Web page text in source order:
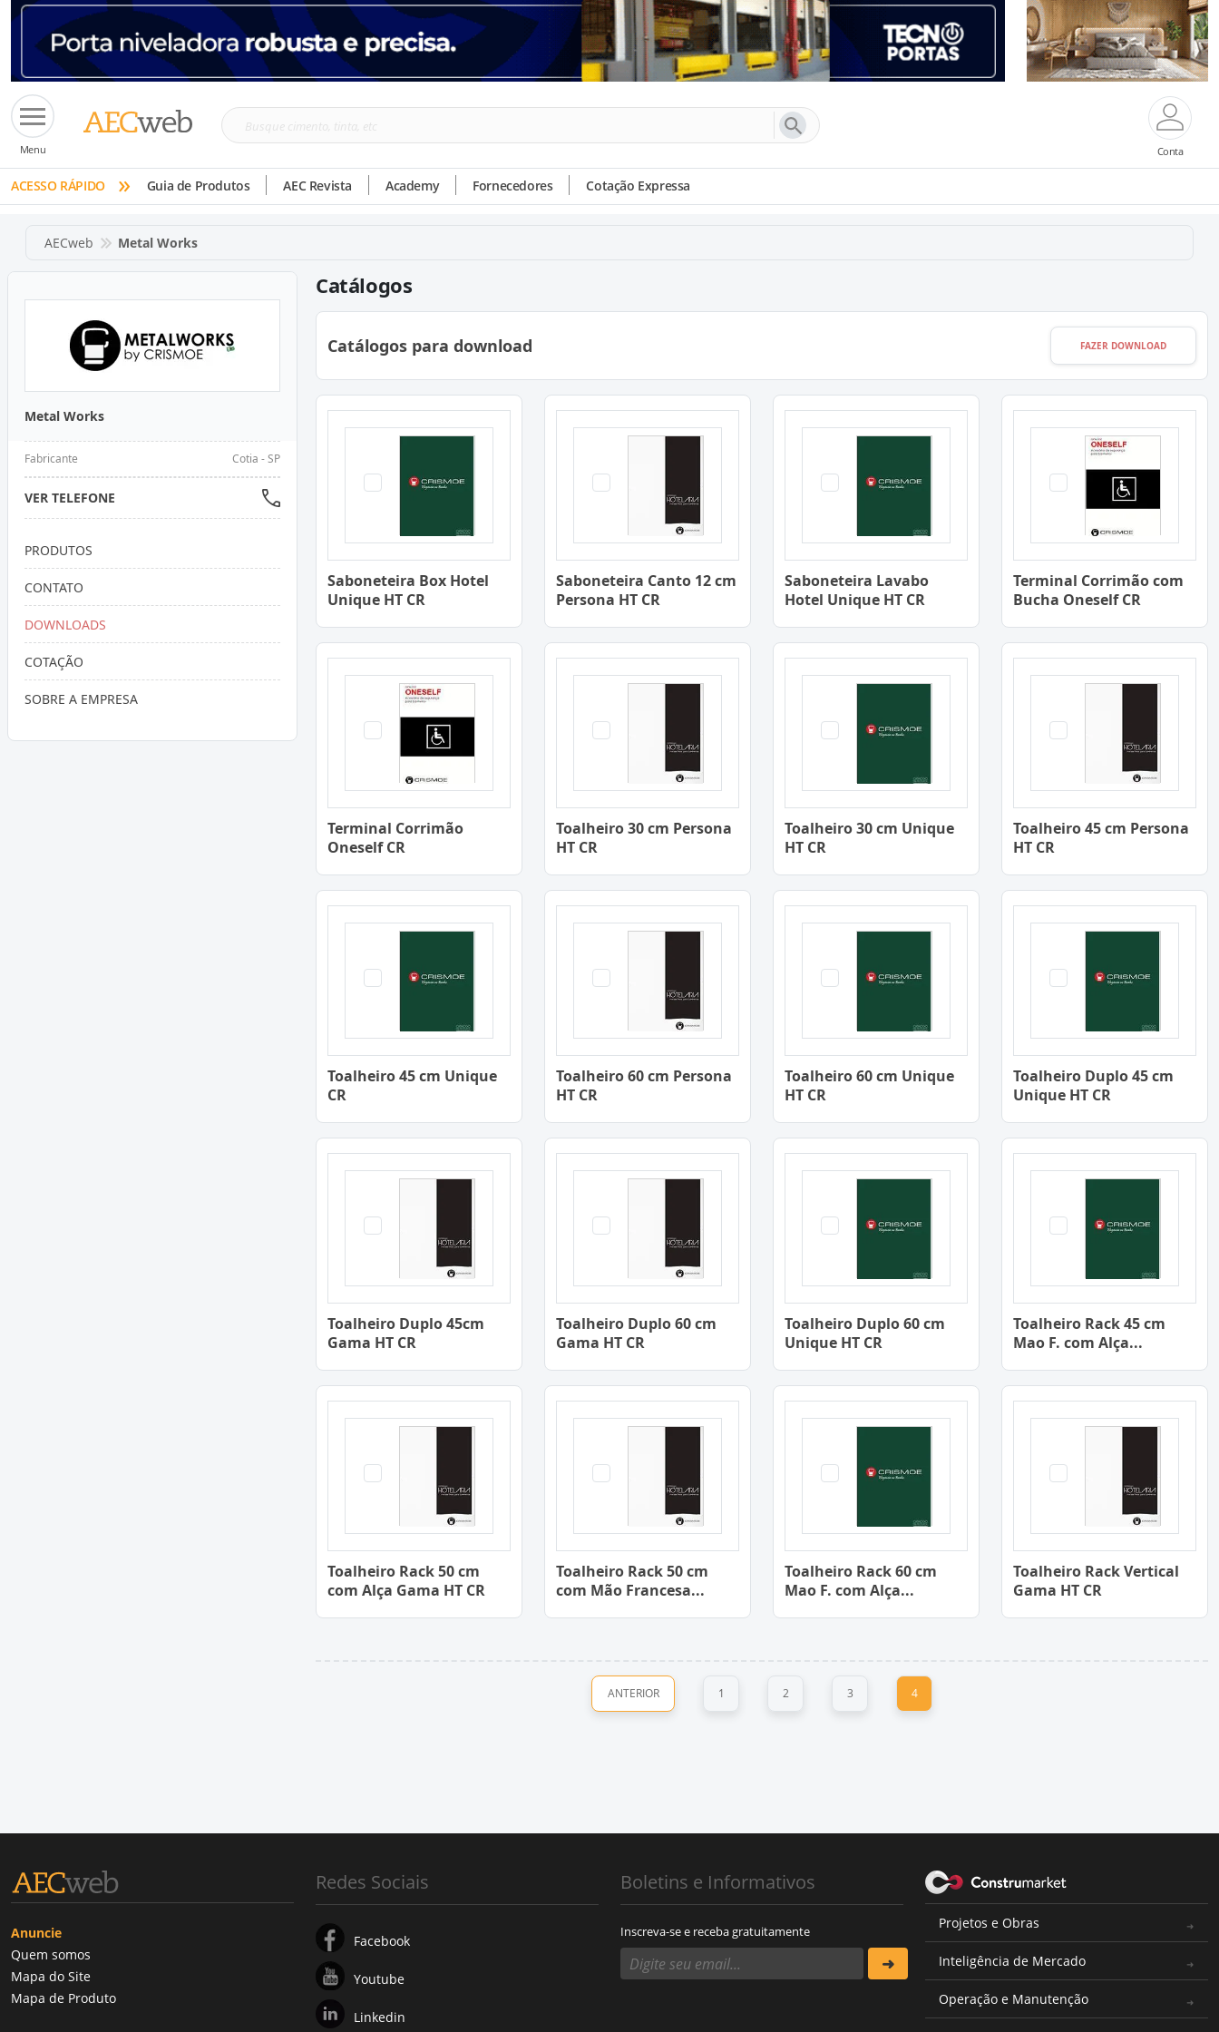
Menu
Busque
tinta,
etc
Conta
ACESSO RÁPIDO » Guia de Produtos AEC Revista Academy Fornecedores Cotação Expressa
AECweb Metal Works
Metal Works
Fabricante Cotia - SP
VER TELEFONE
PRODUTOS
CONTATO
DOWNLOADS
COTAÇÃO
SOBRE A EMPRESA
Catálogos
Catálogos para download FAZER DOWNLOAD
Saboneteira Box Hotel
Unique HT CR
Saboneteira Canto 12 cm
Persona HT CR
Saboneteira Lavabo
Hotel Unique HT CR
Terminal Corrimão com
Bucha Oneself CR
Terminal Corrimão
Oneself CR
Toalheiro 30 cm Persona
HT CR
Toalheiro 30 cm Unique
HT CR
Toalheiro 45 cm Persona
HT CR
Toalheiro 45 cm Unique
CR
Toalheiro 60 cm Persona
HT CR
Toalheiro 60 cm Unique
HT CR
Toalheiro Duplo 45 cm
Unique HT CR
Toalheiro Duplo 45cm
Gama HT CR
Toalheiro Duplo 60 cm
Gama HT CR
Toalheiro Duplo 60 cm
Unique HT CR
Toalheiro Rack 45 cm
Mao F. com Alça...
Toalheiro Rack 50 cm
com Alça Gama HT CR
Toalheiro Rack 50 cm
com Mão Francesa...
Toalheiro Rack 60 cm
Mao F. com Alça...
Toalheiro Rack Vertical
Gama HT CR
ANTERIOR 1 2 3 4
Anuncie
Quem somos
Mapa do Site
Mapa de Produto
Redes Sociais
Facebook
Youtube
Linkedin
Boletins e Informativos
Inscreva-se e receba gratuitamente
Projetos e Obras
Inteligência de Mercado
Operação e Manutenção